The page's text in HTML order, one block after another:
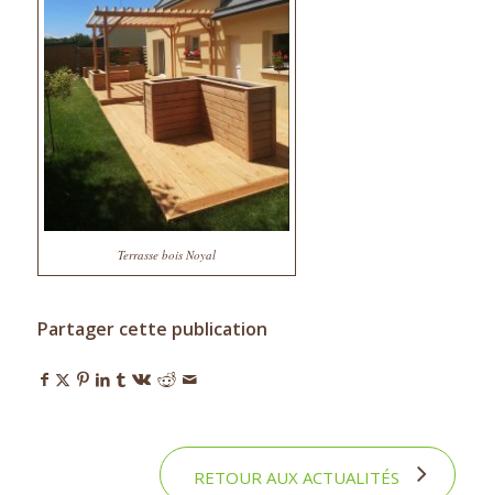
Terrasse bois Noyal
Partager cette publication
RETOUR AUX ACTUALITÉS